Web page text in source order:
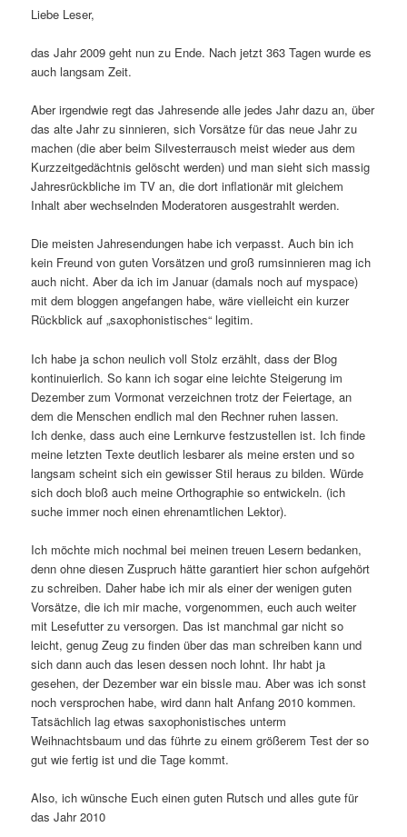
Liebe Leser,
das Jahr 2009 geht nun zu Ende. Nach jetzt 363 Tagen wurde es
auch langsam Zeit.
Aber irgendwie regt das Jahresende alle jedes Jahr dazu an, über
das alte Jahr zu sinnieren, sich Vorsätze für das neue Jahr zu
machen (die aber beim Silvesterrausch meist wieder aus dem
Kurzzeitgedächtnis gelöscht werden) und man sieht sich massig
Jahresrückbliche im TV an, die dort inflationär mit gleichem
Inhalt aber wechselnden Moderatoren ausgestrahlt werden.
Die meisten Jahresendungen habe ich verpasst. Auch bin ich
kein Freund von guten Vorsätzen und groß rumsinnieren mag ich
auch nicht. Aber da ich im Januar (damals noch auf myspace)
mit dem bloggen angefangen habe, wäre vielleicht ein kurzer
Rückblick auf „saxophonistisches“ legitim.
Ich habe ja schon neulich voll Stolz erzählt, dass der Blog
kontinuierlich. So kann ich sogar eine leichte Steigerung im
Dezember zum Vormonat verzeichnen trotz der Feiertage, an
dem die Menschen endlich mal den Rechner ruhen lassen.
Ich denke, dass auch eine Lernkurve festzustellen ist. Ich finde
meine letzten Texte deutlich lesbarer als meine ersten und so
langsam scheint sich ein gewisser Stil heraus zu bilden. Würde
sich doch bloß auch meine Orthographie so entwickeln. (ich
suche immer noch einen ehrenamtlichen Lektor).
Ich möchte mich nochmal bei meinen treuen Lesern bedanken,
denn ohne diesen Zuspruch hätte garantiert hier schon aufgehört
zu schreiben. Daher habe ich mir als einer der wenigen guten
Vorsätze, die ich mir mache, vorgenommen, euch auch weiter
mit Lesefutter zu versorgen. Das ist manchmal gar nicht so
leicht, genug Zeug zu finden über das man schreiben kann und
sich dann auch das lesen dessen noch lohnt. Ihr habt ja
gesehen, der Dezember war ein bissle mau. Aber was ich sonst
noch versprochen habe, wird dann halt Anfang 2010 kommen.
Tatsächlich lag etwas saxophonistisches unterm
Weihnachtsbaum und das führte zu einem größerem Test der so
gut wie fertig ist und die Tage kommt.
Also, ich wünsche Euch einen guten Rutsch und alles gute für
das Jahr 2010